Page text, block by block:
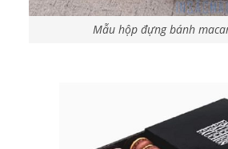
Mẫu hộp đựng bánh